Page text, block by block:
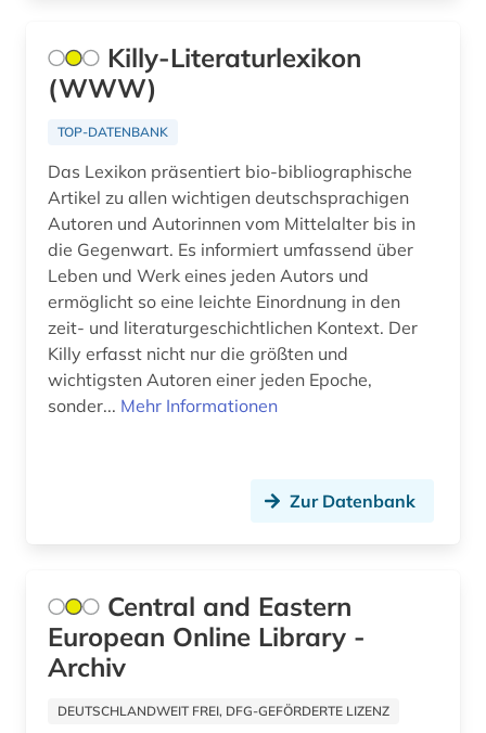
abgeordnetenhaus (1)
abholzung (1)
abkürzung (19)
abkürzungen (2)
abkürzungsverzeichnis (1)
abolitionismus (1)
abraham (1)
abrechnung (1)
abschaffung (1)
abschlussarbeiten (1)
Einzelpersonen (4)
Nationallizenz-Login für registrierte
Einzelpersonen (1)
Nationallizenz-Login für registrierte
Einzelpersonen (18)
Nationallizenz-Login für registrierte
Einzelpersonen (1)
Nationallizenz-Login für registrierte
Einzelpersonen (19)
Nationallizenz-Login für registrierte
Einzelpersonen (1)
Nationallizenz-Login für registrierte
Nationallizenz-Login für registrierte
Einzelpersonen (3)
Gibraltar (2)
Großbritannien (314)
Hamburg (21)
Hessen (58)
Irland (44)
Island (55)
Israel (76)
Kanada (83)
Korea (13)
Killy-Literaturlexikon
(WWW)
TOP-DATENBANK
Das Lexikon präsentiert bio-bibliographische
Artikel zu allen wichtigen deutschsprachigen
Autoren und Autorinnen vom Mittelalter bis in
die Gegenwart. Es informiert umfassend über
Leben und Werk eines jeden Autors und
ermöglicht so eine leichte Einordnung in den
zeit- und literaturgeschichtlichen Kontext. Der
Killy erfasst nicht nur die größten und
wichtigsten Autoren einer jeden Epoche,
sonder... Mehr Informationen
Zur Datenbank
Central and Eastern
European Online Library -
Archiv
DEUTSCHLANDWEIT FREI, DFG-GEFÖRDERTE LIZENZ